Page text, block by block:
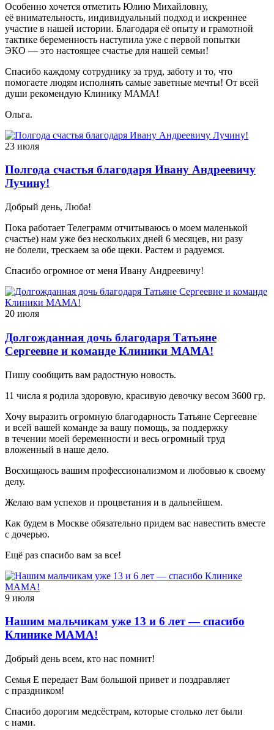
Особенно хочется отметить Юлию Михайловну,
её внимательность, индивидуальный подход и искреннее
участие в нашей истории. Благодаря её опыту и грамотной
тактике беременность наступила уже с первой попытки
ЭКО — это настоящее счастье для нашей семьи!
Спасибо каждому сотруднику за труд, заботу и то, что
помогаете людям исполнять самые заветные мечты! От всей
души рекомендую Клинику МАМА!
Ольга.
23 июля
Полгода счастья благодаря Ивану Андреевичу
Лучину!
Добрый день, Люба!
Пока работает Телеграмм отчитываюсь о моем маленькой
счастье) нам уже без нескольких дней 6 месяцев, ни разу
не болели, трескаем за обе щеки. Растем и радуемся.
Спасибо огромное от меня Ивану Андреевичу!
20 июля
Долгожданная дочь благодаря Татьяне
Сергеевне и команде Клиники МАМА!
Пишу сообщить вам радостную новость.
11 числа я родила здоровую, красивую девочку весом 3600 гр.
Хочу выразить огромную благодарность Татьяне Сергеевне
и всей вашей команде за вашу помощь, за поддержку
в течении моей беременности и весь огромный труд
вложенный в наше дело.
Восхищаюсь вашим профессионализмом и любовью к своему
делу.
Желаю вам успехов и процветания и в дальнейшем.
Как будем в Москве обязательно придем вас навестить вместе
с дочерью.
Ещё раз спасибо вам за все!
9 июля
Нашим мальчикам уже 13 и 6 лет — спасибо
Клинике МАМА!
Добрый день всем, кто нас помнит!
Семья Е передает Вам большой привет и поздравляет
с праздником!
Спасибо дорогим медсёстрам, которые столько лет были
с нами.